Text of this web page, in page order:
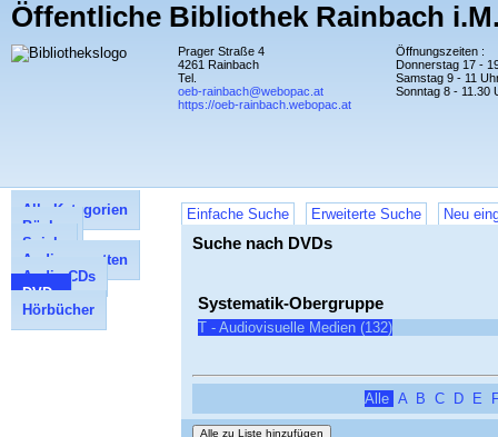
Öffentliche Bibliothek Rainbach
Prager Straße 4
4261 Rainbach
Tel.
oeb-rainbach@webopac.at
https://oeb-rainbach.webopac.at
Öffnungszeiten :
Donnerstag 17 -
Samstag 9 - 11
Sonntag 8 - 11.30
Einfache Suche Erweiterte Suche Neu
Suche nach DVDs
Systematik-Obergruppe
T - Audiovisuelle Medien (132)
Alle A B C D E
Alle Kategorien
Bücher
Spiele
Audiocassetten
Audio CDs
DVDs
Hörbücher